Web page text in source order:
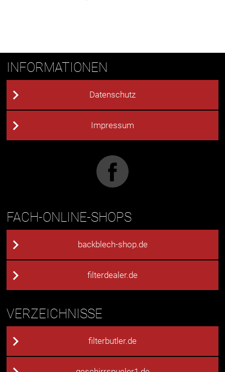
INFORMATIONEN
Datenschutz
Impressum
FACH-ONLINE-SHOPS
backblech-shop.de
filterdealer.de
VERZEICHNISSE
filterbutler.de